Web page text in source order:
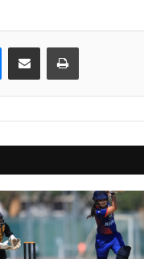
Messenger
Share via Email Print